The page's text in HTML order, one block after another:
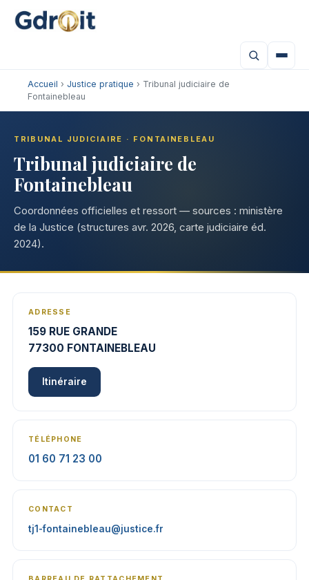
Accueil › Justice pratique › Tribunal judiciaire de
Fontainebleau
TRIBUNAL JUDICIAIRE · FONTAINEBLEAU
Tribunal judiciaire de
Fontainebleau
Coordonnées officielles et ressort — sources : ministère
de la Justice (structures avr. 2026, carte judiciaire éd.
2024).
ADRESSE
159 RUE GRANDE
77300 FONTAINEBLEAU
Itinéraire
TÉLÉPHONE
01 60 71 23 00
CONTACT
tj1-fontainebleau@justice.fr